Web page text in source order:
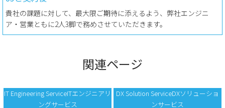
貴社の課題に対して、最大限ご期待に添えるよう、弊社エンジニ
ア・営業ともに2人3脚で務めさせていただきます。
関連ページ
IT Engineering ServiceITエンジニアリ
ングサービス
DX Solution ServiceDXソリューショ
ンサービス